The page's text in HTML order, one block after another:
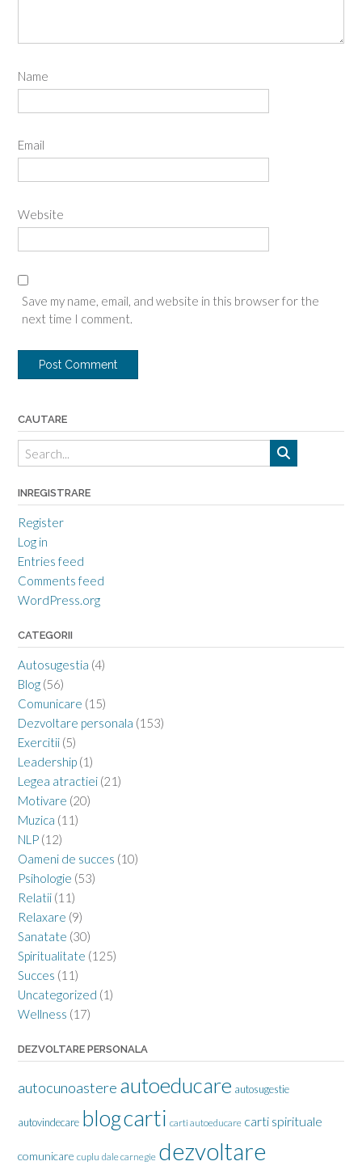
Name
Email
Website
Save my name, email, and website in this browser for the
next time I comment.
CAUTARE
INREGISTRARE
Register
Log in
Entries feed
Comments feed
WordPress.org
CATEGORII
Autosugestia (4)
Blog (56)
Comunicare (15)
Dezvoltare personala (153)
Exercitii (5)
Leadership (1)
Legea atractiei (21)
Motivare (20)
Muzica (11)
NLP (12)
Oameni de succes (10)
Psihologie (53)
Relatii (11)
Relaxare (9)
Sanatate (30)
Spiritualitate (125)
Succes (11)
Uncategorized (1)
Wellness (17)
DEZVOLTARE PERSONALA
autocunoastere autoeducare autosugestie
autovindecare blogcarti carti autoeducare carti spirituale
comunicare cuplu dale carnegie dezvoltare